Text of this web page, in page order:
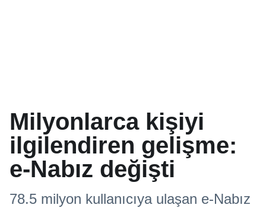
Milyonlarca kişiyi
ilgilendiren gelişme:
e-Nabız değişti
78.5 milyon kullanıcıya ulaşan e-Nabız